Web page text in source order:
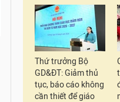
Thứ trưởng Bộ
GD&ĐT: Giảm thủ
tục, báo cáo không
cần thiết để giáo